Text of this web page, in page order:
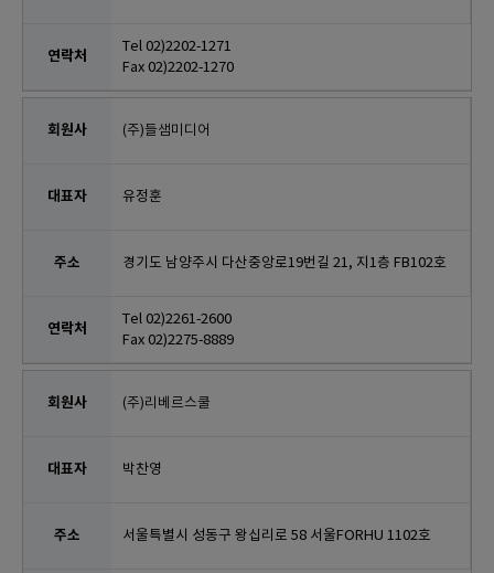
Tel 02)2202-1271
Fax 02)2202-1270
(주)들샘미디어
유정훈
경기도 남양주시 다산중앙로19번길 21, 지1층 FB102호
Tel 02)2261-2600
Fax 02)2275-8889
(주)리베르스쿨
박찬영
서울특별시 성동구 왕십리로 58 서울FORHU 1102호